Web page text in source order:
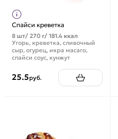
Спайси креветка
8 шт/ 270 г/ 181.4 ккал
Угорь, креветка, сливочный
сыр, огурец, икра масаго,
спайси соус, кунжут
25.5руб.